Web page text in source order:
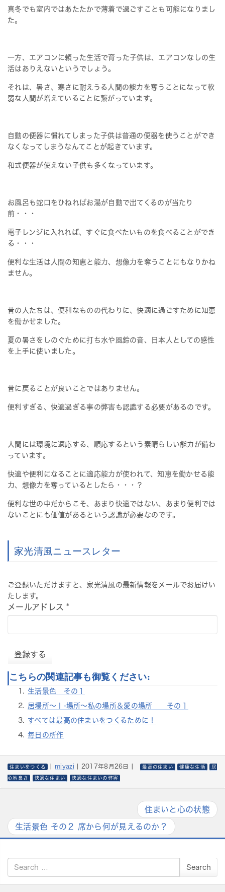
真冬でも室内ではあたたかで薄着で過ごすことも可能になりまし
た。
一方、エアコンに頼った生活で育った子供は、エアコンなしの生
活はありえないというでしょう。
それは、暑さ、寒さに耐えうる人間の能力を奪うことになって軟
弱な人間が増えていることに繋がっています。
自動の便器に慣れてしまった子供は普通の便器を使うことができ
なくなってしまうなんてことが起きています。
和式便器が使えない子供も多くなっています。
お風呂も蛇口をひねればお湯が自動で出てくるのが当たり
前・・・
電子レンジに入れれば、すぐに食べたいものを食べることができ
る・・・
便利な生活は人間の知恵と能力、想像力を奪うことにもなりかね
ません。
昔の人たちは、便利なものの代わりに、快適に過ごすために知恵
を働かせました。
夏の暑さをしのぐために打ち水や風鈴の音、日本人としての感性
を上手に使いました。
昔に戻ることが良いことではありません。
便利すぎる、快適過ぎる事の弊害も認識する必要があるのです。
人間には環境に適応する、順応するという素晴らしい能力が備わ
っています。
快適や便利になることに適応能力が使われて、知恵を働かせる能
力、想像力を奪っているとしたら・・・？
便利な世の中だからこそ、あまり快適ではない、あまり便利では
ないことにも価値があるという認識が必要なのです。
家光清風ニュースレター
ご登録いただけますと、家光清風の最新情報をメールでお届けい
たします。
メールアドレス*
こちらの関連記事も御覧ください:
生活景色 その１
居場所～Ｉ-場所～私の場所＆愛の場所 その１
すべては最高の住まいをつくるために！
毎日の所作
住まいをつくる |miyazi 2017年8月26日 最高の住まい 健康な生活 居
心地良さ 快適な住まい 快適な住まいの弊害
住まいと心の状態
生活景色 その２ 席から何が見えるのか？
S
Search